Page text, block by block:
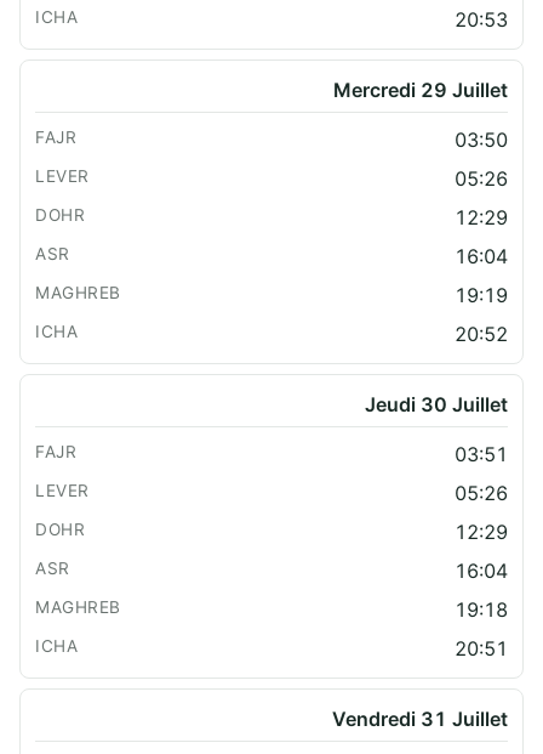
20:53
Mercredi 29 Juillet
03:50
05:26
12:29
16:04
19:19
20:52
Jeudi 30 Juillet
03:51
05:26
12:29
16:04
19:18
20:51
Vendredi 31 Juillet